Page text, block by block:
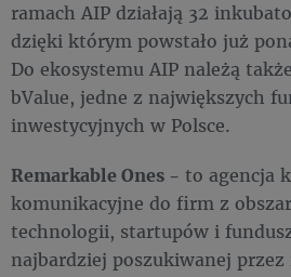
ramach AIP działają 32
dzięki którym powstało już
Do ekosystemu AIP należą
bValue, jedne z największych
inwestycyjnych w Polsce.
Remarkable Ones - to agencja
komunikacyjne do firm z
technologii, startupów i
najbardziej poszukiwanej